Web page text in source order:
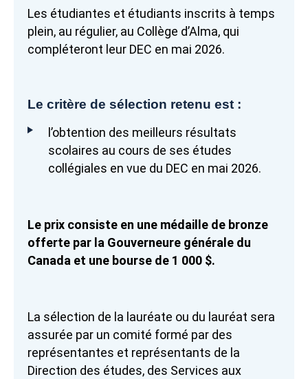
Les étudiantes et étudiants inscrits à temps
plein, au régulier, au Collège d’Alma, qui
compléteront leur DEC en mai 2026.
Le critère de sélection retenu est :
l’obtention des meilleurs résultats
scolaires au cours de ses études
collégiales en vue du DEC en mai 2026.
Le prix consiste en une médaille de bronze
offerte par la Gouverneure générale du
Canada et une bourse de 1 000 $.
La sélection de la lauréate ou du lauréat sera
assurée par un comité formé par des
représentantes et représentants de la
Direction des études, des Services aux